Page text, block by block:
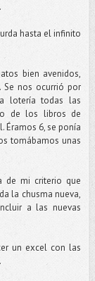
hasta el infinito
bien avenidos,
Se nos ocurrió por
lotería todas las
de los libros de
6, se ponía
tomábamos unas
de mi criterio que
la chusma nueva,
a las nuevas
un excel con las